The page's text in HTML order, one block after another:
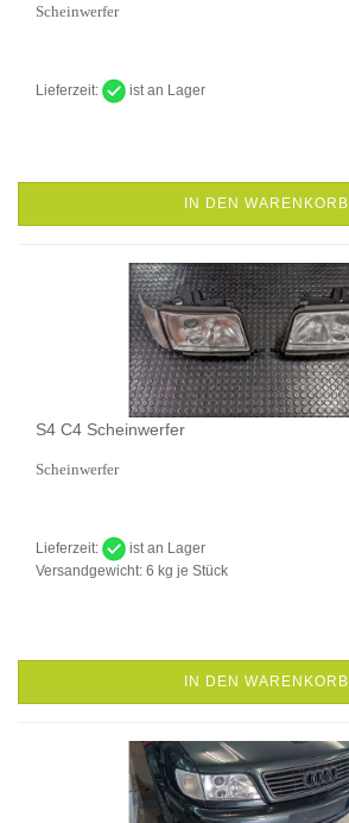
Scheinwerfer
Lieferzeit: ist an Lager
IN DEN WARENKORB
S4 C4 Scheinwerfer
Scheinwerfer
Lieferzeit:
ist an Lager
Versandgewicht: 6 kg je Stück
IN DEN WARENKORB